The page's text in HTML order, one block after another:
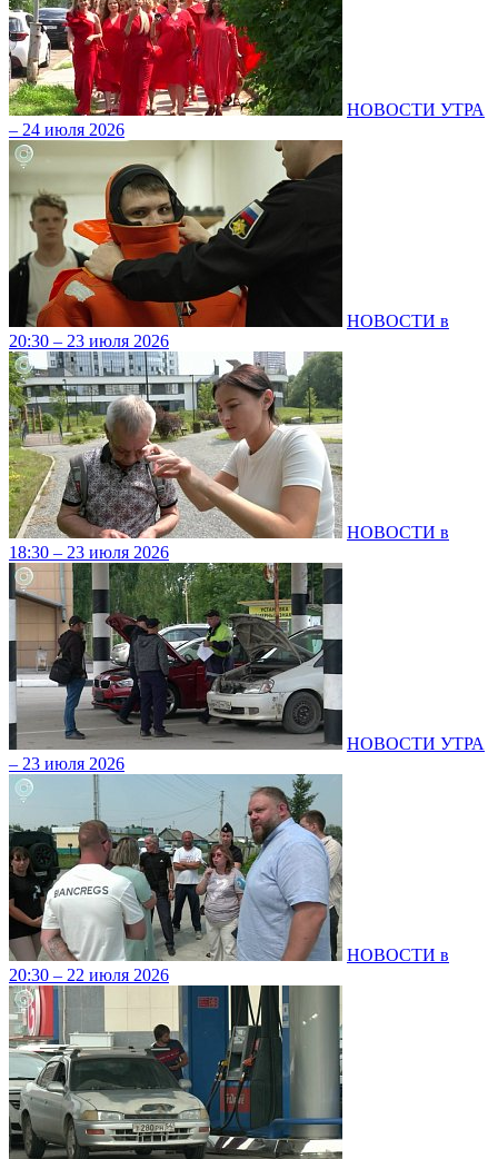
НОВОСТИ УТРА
– 24 июля 2026
НОВОСТИ в
20:30 – 23 июля 2026
НОВОСТИ в
18:30 – 23 июля 2026
НОВОСТИ УТРА
– 23 июля 2026
НОВОСТИ в
20:30 – 22 июля 2026